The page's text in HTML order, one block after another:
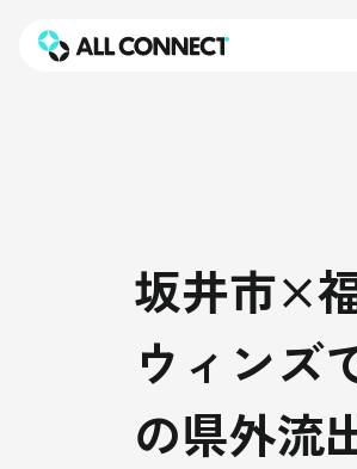
坂井市×
ウィン
の県外流